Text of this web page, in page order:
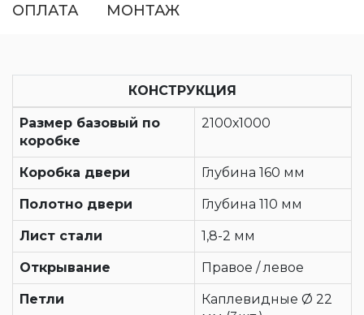
ОПЛАТА МОНТАЖ
КОНСТРУКЦИЯ
Размер базовый по
коробке
2100х1000
Коробка двери Глубина 160 мм
Полотно двери Глубина 110 мм
Лист стали 1,8-2 мм
Открывание Правое / левое
Петли
Каплевидные Ø 22